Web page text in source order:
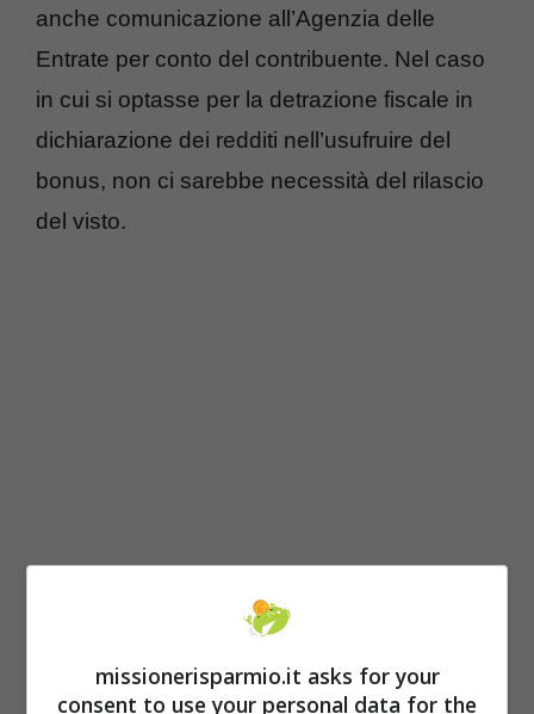
anche comunicazione all’Agenzia delle
Entrate per conto del contribuente. Nel caso
in cui si optasse per la detrazione fiscale in
dichiarazione dei redditi nell’usufruire del
bonus, non ci sarebbe necessità del rilascio
del visto.
Occupazione abusiva delle
case altrui, è il momento del risarcimento
missionerisparmio.it asks for your
consent to use your personal data for the